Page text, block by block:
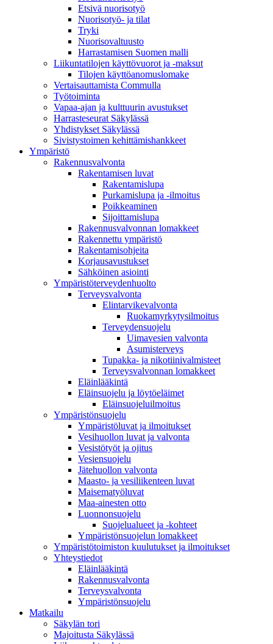
Etsivä nuorisotyö
Nuorisotyö- ja tilat
Tryki
Nuorisovaltuusto
Harrastamisen Suomen malli
Liikuntatilojen käyttövuorot ja -maksut
Tilojen käyttöanomuslomake
Vertaisauttamista Commulla
Työtoiminta
Vapaa-ajan ja kulttuurin avustukset
Harrasteseurat Säkylässä
Yhdistykset Säkylässä
Sivistystoimen kehittämishankkeet
Ympä­ristö
Rakennusvalvonta
Rakentamisen luvat
Rakentamislupa
Purkamislupa ja -ilmoitus
Poikkeaminen
Sijoittamislupa
Rakennusvalvonnan lomakkeet
Rakennettu ympäristö
Rakentamisohjeita
Korjausavustukset
Sähköinen asiointi
Ympäristöterveydenhuolto
Terveysvalvonta
Elintarvikevalvonta
Ruokamyrkytysilmoitus
Terveydensuojelu
Uimavesien valvonta
Asumisterveys
Tupakka- ja nikotiinivalmisteet
Terveysvalvonnan lomakkeet
Eläinlääkintä
Eläinsuojelu ja löytöeläimet
Eläinsuojeluilmoitus
Ympäristönsuojelu
Ympäristöluvat ja ilmoitukset
Vesihuollon luvat ja valvonta
Vesistötyöt ja ojitus
Vesiensuojelu
Jätehuollon valvonta
Maasto- ja vesiliikenteen luvat
Maisematyöluvat
Maa-ainesten otto
Luonnonsuojelu
Suojelualueet ja -kohteet
Ympäristönsuojelun lomakkeet
Ympäristötoimiston kuulutukset ja ilmoitukset
Yhteystiedot
Eläinlääkintä
Rakennusvalvonta
Terveysvalvonta
Ympäristönsuojelu
Mat­kailu
Säkylän tori
Majoitusta Säkylässä